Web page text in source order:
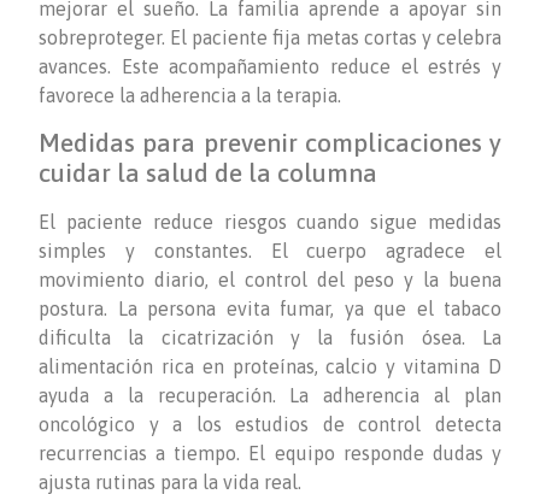
mejorar el sueño. La familia aprende a apoyar sin
sobreproteger. El paciente fija metas cortas y celebra
avances. Este acompañamiento reduce el estrés y
favorece la adherencia a la terapia.
Medidas para prevenir complicaciones y
cuidar la salud de la columna
El paciente reduce riesgos cuando sigue medidas
simples y constantes. El cuerpo agradece el
movimiento diario, el control del peso y la buena
postura. La persona evita fumar, ya que el tabaco
dificulta la cicatrización y la fusión ósea. La
alimentación rica en proteínas, calcio y vitamina D
ayuda a la recuperación. La adherencia al plan
oncológico y a los estudios de control detecta
recurrencias a tiempo. El equipo responde dudas y
ajusta rutinas para la vida real.